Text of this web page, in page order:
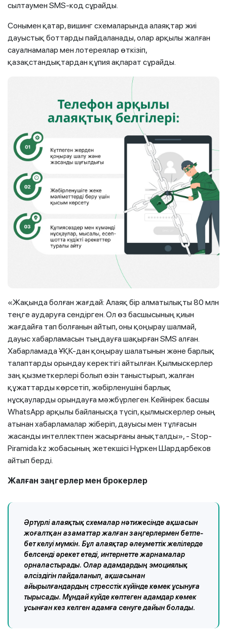
сылтаумен SMS-код сұрайды.
Сонымен қатар, вишинг схемаларында алаяқтар жиі
дауыстық боттарды пайдаланады, олар арқылы жалған
сауалнамалар мен лотереялар өткізіп,
қазақстандықтардан құпия ақпарат сұрайды.
«Жақында болған жағдай: Алаяқ бір алматылықты 80 млн
теңге аударуға сендірген. Ол өз басшысының қиын
жағдайға тап болғанын айтып, оны қоңырау шалмай,
дауыс хабарламасын тыңдауға шақырған SMS алған.
Хабарламада ҰҚК-дан қоңырау шалатынын және барлық
талаптарды орындау керектігі айтылған. Қылмыскерлер
заң қызметкерлері болып өзін таныстырып, жалған
құжаттарды көрсетіп, жәбірленушіні барлық
нұсқауларды орындауға мәжбүрлеген. Кейінірек басшы
WhatsApp арқылы байланысқа түсіп, қылмыскерлер оның
атынан хабарламалар жіберіп, дауысы мен тұлғасын
жасанды интеллектпен жасырғаны анықталды», - Stop-
Piramida.kz жобасының жетекшісі Нұркен Шардарбеков
айтып берді.
Жалған заңгерлер мен брокерлер
Әртүрлі алаяқтық схемалар нәтижесінде ақшасын
жоғалтқан азаматтар жалған заңгерлермен бетпе-
бет келуі мүмкін. Бұл алаяқтар әлеуметтік желілерде
белсенді әрекет етеді, интернетте жарнамалар
орналастырады. Олар адамдардың эмоциялық
әлсіздігін пайдаланып, ақшасынан
айырылғандардың стресстік күйінде көмек ұсынуға
тырысады. Мұндай күйде көптеген адамдар көмек
ұсынған кез келген адамға сенуге дайын болады.